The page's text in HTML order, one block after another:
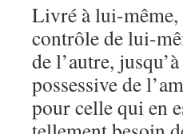
Livré à lui-même,
contrôle de lui-
de l’autre,
possessive de
pour celle qui en